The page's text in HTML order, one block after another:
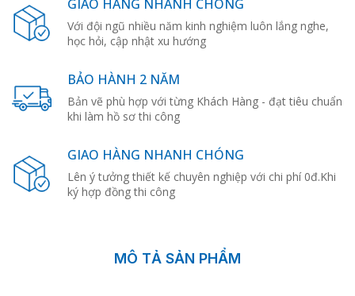
GIAO HÀNG NHANH CHÓNG
Với đội ngũ nhiều năm kinh nghiệm luôn lắng nghe,
học hỏi, cập nhật xu hướng
BẢO HÀNH 2 NĂM
Bản vẽ phù hợp với từng Khách Hàng - đạt tiêu chuẩn
khi làm hồ sơ thi công
GIAO HÀNG NHANH CHÓNG
Lên ý tưởng thiết kế chuyên nghiệp với chi phí 0đ.Khi
ký hợp đồng thi công
MÔ TẢ SẢN PHẨM